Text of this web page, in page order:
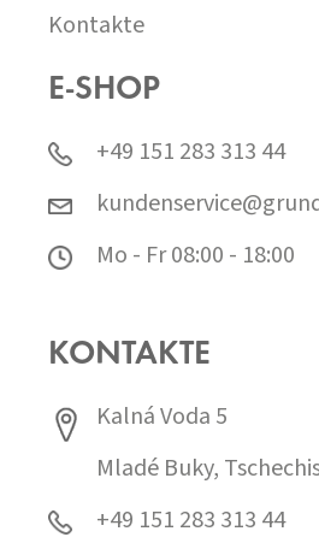
Kontakte
E-SHOP
+49 151 283 313 44
Mo - Fr 08:00 - 18:00
KONTAKTE
Kalná Voda 5
Mladé Buky,
+49 151 283 313 44